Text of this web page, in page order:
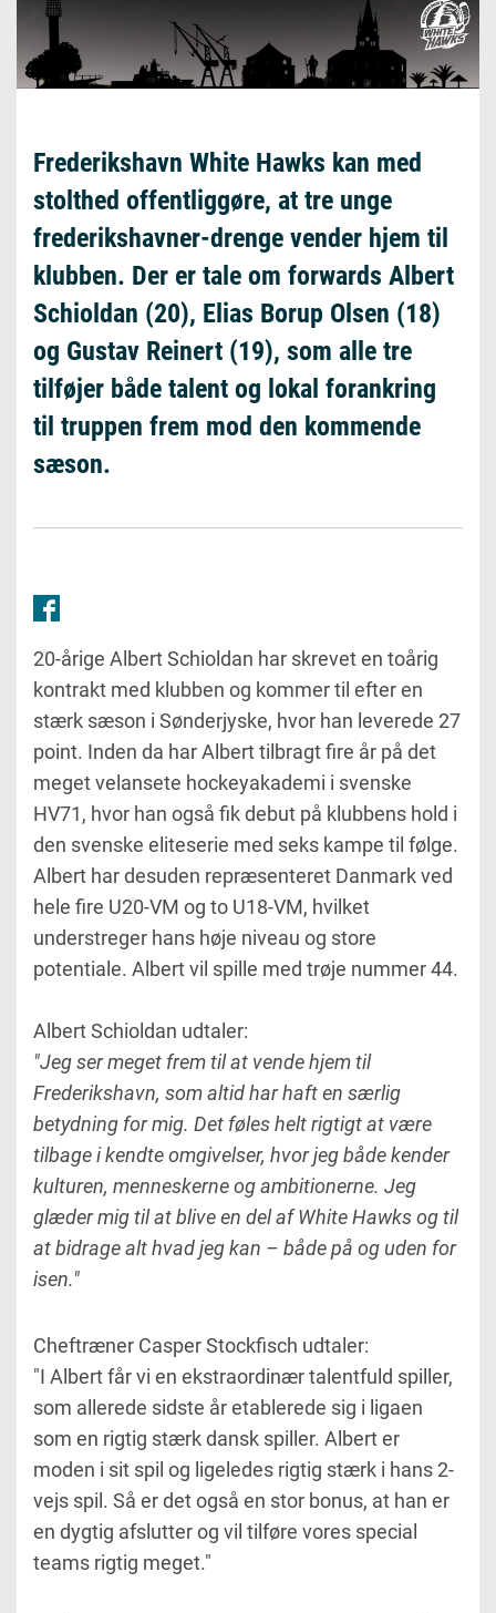
Frederikshavn White Hawks kan med
stolthed offentliggøre, at tre unge
frederikshavner-drenge vender hjem til
klubben. Der er tale om forwards Albert
Schioldan (20), Elias Borup Olsen (18)
og Gustav Reinert (19), som alle tre
tilføjer både talent og lokal forankring
til truppen frem mod den kommende
sæson.
20-årige Albert Schioldan har skrevet en toårig
kontrakt med klubben og kommer til efter en
stærk sæson i Sønderjyske, hvor han leverede 27
point. Inden da har Albert tilbragt fire år på det
meget velansete hockeyakademi i svenske
HV71, hvor han også fik debut på klubbens hold i
den svenske eliteserie med seks kampe til følge.
Albert har desuden repræsenteret Danmark ved
hele fire U20-VM og to U18-VM, hvilket
understreger hans høje niveau og store
potentiale. Albert vil spille med trøje nummer 44.
Albert Schioldan udtaler:
"Jeg ser meget frem til at vende hjem til
Frederikshavn, som altid har haft en særlig
betydning for mig. Det føles helt rigtigt at være
tilbage i kendte omgivelser, hvor jeg både kender
kulturen, menneskerne og ambitionerne. Jeg
glæder mig til at blive en del af White Hawks og til
at bidrage alt hvad jeg kan – både på og uden for
isen."
Cheftræner Casper Stockfisch udtaler:
"I Albert får vi en ekstraordinær talentfuld spiller,
som allerede sidste år etablerede sig i ligaen
som en rigtig stærk dansk spiller. Albert er
moden i sit spil og ligeledes rigtig stærk i hans 2-
vejs spil. Så er det også en stor bonus, at han er
en dygtig afslutter og vil tilføre vores special
teams rigtig meget."